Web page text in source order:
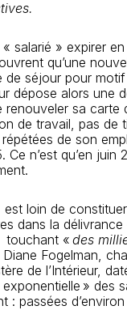
.
salarié » expirer
qu’une
de séjour pour
dépose alors une
sa carte
de travail, pas de
de son
n’est qu’en juin
est loin de
dans la délivrance
« des
Diane Fogelman,
de l’Intérieur,
» des
: passées